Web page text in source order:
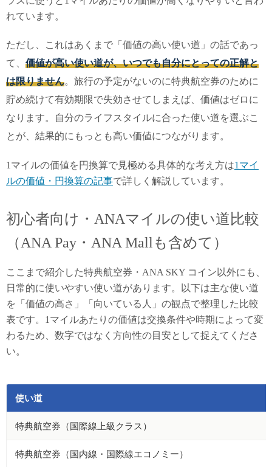
れています。
ただし、これはあくまで「価値の高い使い道」の話であっ
て、 価値が高い使い道が、いつでも自分にとっての正解と
は限りません。旅行の予定がないのに特典航空券のために
貯め続けて有効期限で失効させてしまえば、価値はゼロに
なります。自分のライフスタイルに合った使い道を選ぶこ
とが、結果的にもっとも高い価値につながります。
1マイルの価値を円換算で見極める具体的な考え方は1マイ
ルの価値・円換算の記事で詳しく解説しています。
初心者向け・ANAマイルの使い道比較
（ANA Pay・ANA Mallも含めて）
ここまで紹介した特典航空券・ANA SKY コイン以外にも、
日常的に使いやすい使い道があります。以下は主な使い道
を「価値の高さ」「向いている人」の観点で整理した比較
表です。1マイルあたりの価値は交換条件や時期によって変
わるため、数字ではなく方向性の目安として捉えてくださ
い。
使い道
特典航空券（国際線上級クラス）
特典航空券（国内線・国際線エコノミー）